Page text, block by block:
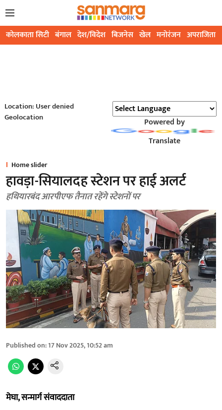
कोलकाता सिटी बंगाल देश/विदेश बिजनेस खेल मनोरंजन अपराजिता
Location: User denied
Geolocation
Powered by
Translate
Home slider
हावड़ा-सियालदह स्टेशन पर हाई अलर्ट
हथियारबंद आरपीएफ तैनात रहेंगे स्टेशनों पर
Published on:17 Nov 2025, 10:52 am
मेघा, सन्मार्ग संवाददाता